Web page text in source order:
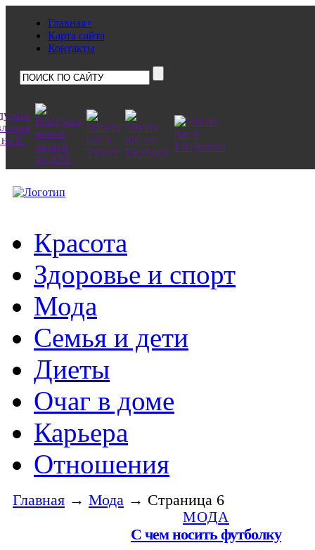
Главная+
Карта сайта
Контакты
Красота
Здоровье и спорт
Мода
Семья и дети
Диеты
Очаг в доме
Карьера
Отношения
Главная → Мода → Страница 6
МОДА
С чем носить футболку